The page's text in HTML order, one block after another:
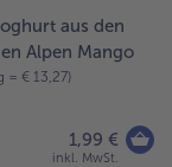
nach Wahl
aus den
Alpen Mango
= € 13,27)
1,99 €
inkl. MwSt.